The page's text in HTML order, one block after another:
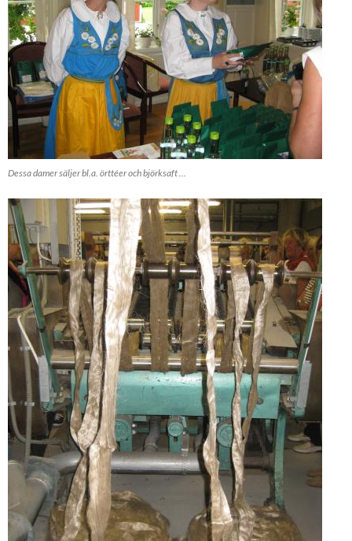
Dessa damer säljer bl.a. örttéer och björksaft ...